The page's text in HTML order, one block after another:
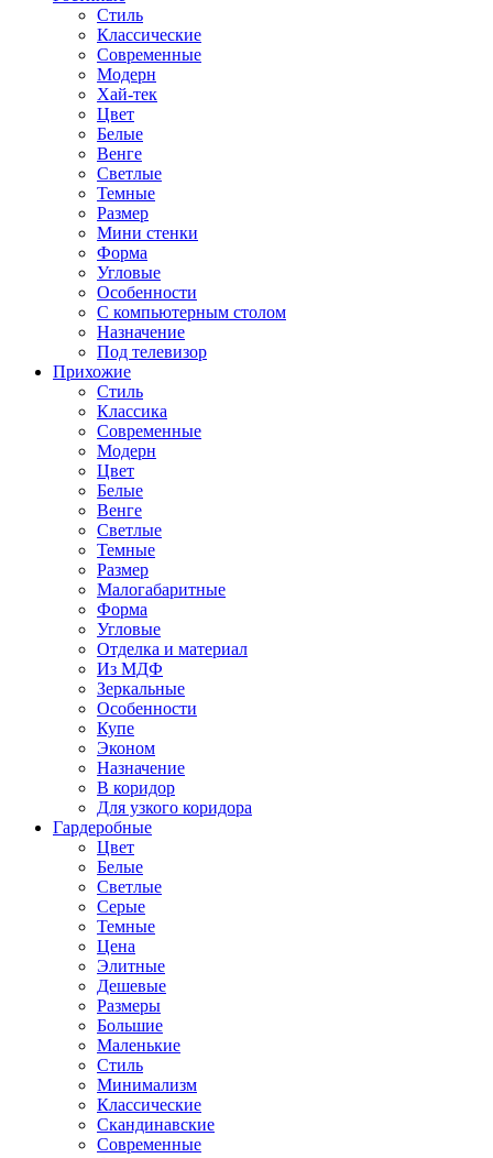
Стиль
Классические
Современные
Модерн
Хай-тек
Цвет
Белые
Венге
Светлые
Темные
Размер
Мини стенки
Форма
Угловые
Особенности
С компьютерным столом
Назначение
Под телевизор
Прихожие
Стиль
Классика
Современные
Модерн
Цвет
Белые
Венге
Светлые
Темные
Размер
Малогабаритные
Форма
Угловые
Отделка и материал
Из МДФ
Зеркальные
Особенности
Купе
Эконом
Назначение
В коридор
Для узкого коридора
Гардеробные
Цвет
Белые
Светлые
Серые
Темные
Цена
Элитные
Дешевые
Размеры
Большие
Маленькие
Стиль
Минимализм
Классические
Скандинавские
Современные